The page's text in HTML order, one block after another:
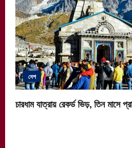
দেশ
চারধাম যাত্রায় রেকর্ড ভিড়, তিন মাসে